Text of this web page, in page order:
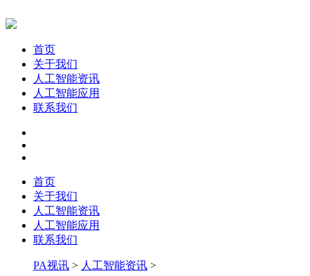
首页
关于我们
人工智能资讯
人工智能应用
联系我们
首页
关于我们
人工智能资讯
人工智能应用
联系我们
PA视讯 > 人工智能资讯 >